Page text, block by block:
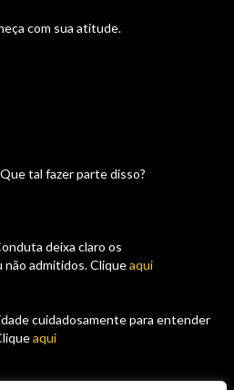
com sua atitude.
tal fazer parte disso?
deixa claro os
admitidos. Cliqueaqui
cuidadosamente para entender
aqui